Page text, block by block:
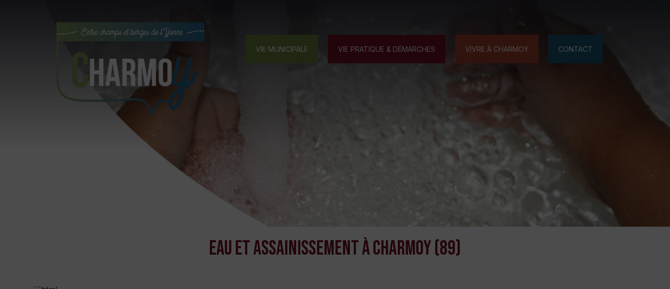
VIE MUNICIPALE VIE PRATIQUE & DÉMARCHES VIVRE À CHARMOY CONTACT
Eau et assainissement à Charmoy (89)